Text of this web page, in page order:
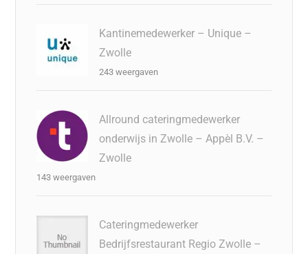
Kantinemedewerker – Unique –
Zwolle
243 weergaven
Allround cateringmedewerker
onderwijs in Zwolle – Appèl B.V. –
Zwolle
143 weergaven
Cateringmedewerker
Bedrijfsrestaurant Regio Zwolle –